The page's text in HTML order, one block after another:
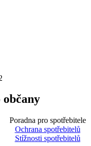
Poradna pro spotřebitele
Ochrana spotřebitelů
Stížnosti spotřebitelů